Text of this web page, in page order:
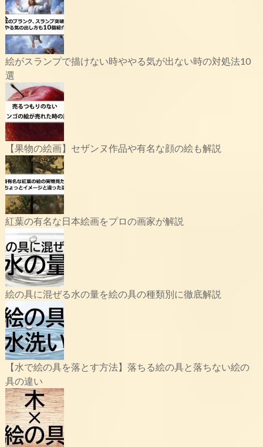
絵がスランプで描けない時ややる気が出ない時の対処法10
選
【果物の絵画】セザンヌ作品や有名な顔の絵も解説
紅葉の有名な日本絵画をプロの画家が解説
絵の具に混ぜる水の量を絵の具の種類別に徹底解説
【水で絵の具を落とす方法】落ちる絵の具と落ちない絵の
具の違い